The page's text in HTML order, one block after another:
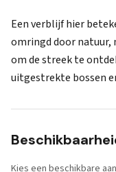
Een verblijf hier
omringd door natuur,
om de streek te
uitgestrekte bossen
Kies een beschikbare